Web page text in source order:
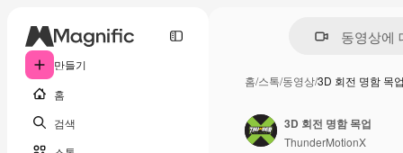
만들기
홈
검색
홈/스톡/동영상/3D 회전 명함 목
3D 회전 명함 목업
ThunderMotionX